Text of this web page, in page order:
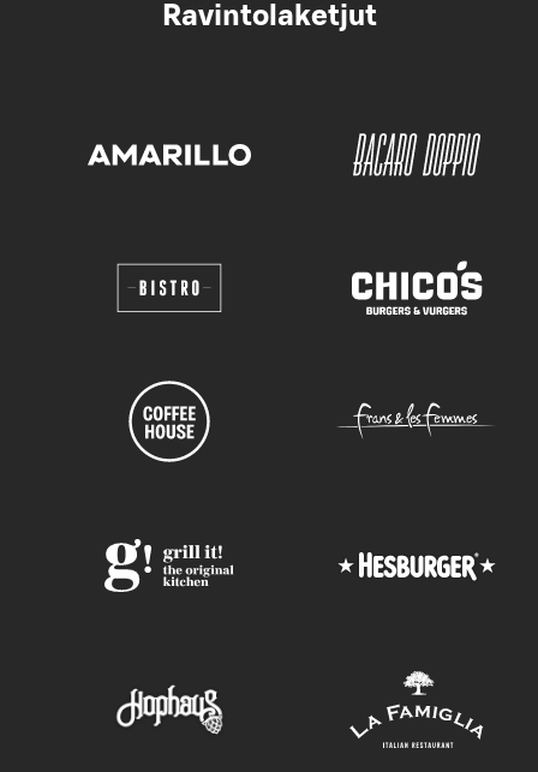
Ravintolaketjut